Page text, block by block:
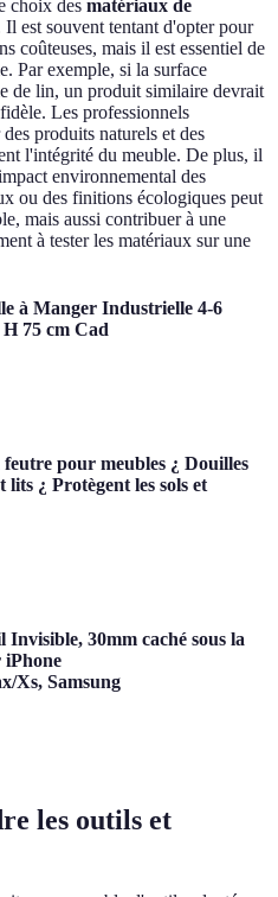
choix des matériaux de
est souvent tentant d'opter pour
coûteuses, mais il est essentiel de
Par exemple, si la surface
de lin, un produit similaire devrait
Les professionnels
produits naturels et des
l'intégrité du meuble. De plus, il
environnemental des
ou des finitions écologiques peut
mais aussi contribuer à une
à tester les matériaux sur une
à Manger Industrielle 4-6
75 cm Cad
pour meubles ¿ Douilles
lits ¿ Protègent les sols et
30mm caché sous la
Xs, Samsung
les outils et